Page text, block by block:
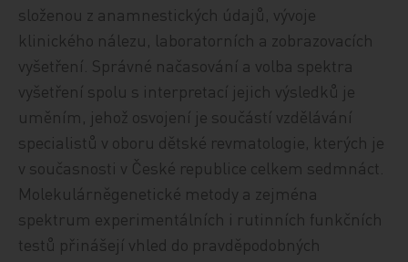
složenou z anamnestických údajů, vývoje
klinického nálezu, laboratorních a zobrazovacích
vyšetření. Správné načasování a volba spektra
vyšetření spolu s interpretací jejich výsledků je
uměním, jehož osvojení je součástí vzdělávání
specialistů v oboru dětské revmatologie, kterých je
v současnosti v České republice celkem sedmnáct.
Molekulárněgenetické metody a zejména
spektrum experimentálních i rutinních funkčních
testů přinášejí vhled do pravděpodobných